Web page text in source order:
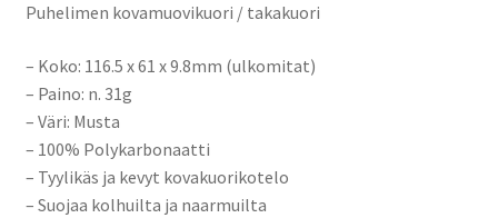
Puhelimen kovamuovikuori / takakuori
– Koko: 116.5 x 61 x 9.8mm (ulkomitat)
– Paino: n. 31g
– Väri: Musta
– 100% Polykarbonaatti
– Tyylikäs ja kevyt kovakuorikotelo
– Suojaa kolhuilta ja naarmuilta